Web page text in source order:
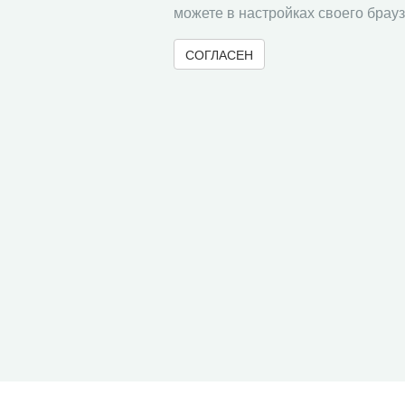
можете в настройках своего
СОГЛАСЕН